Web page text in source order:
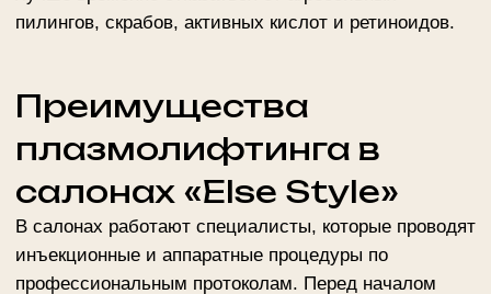
Мы всегда стремимся к новейшим
достижениям в косметологии
Другие услуги